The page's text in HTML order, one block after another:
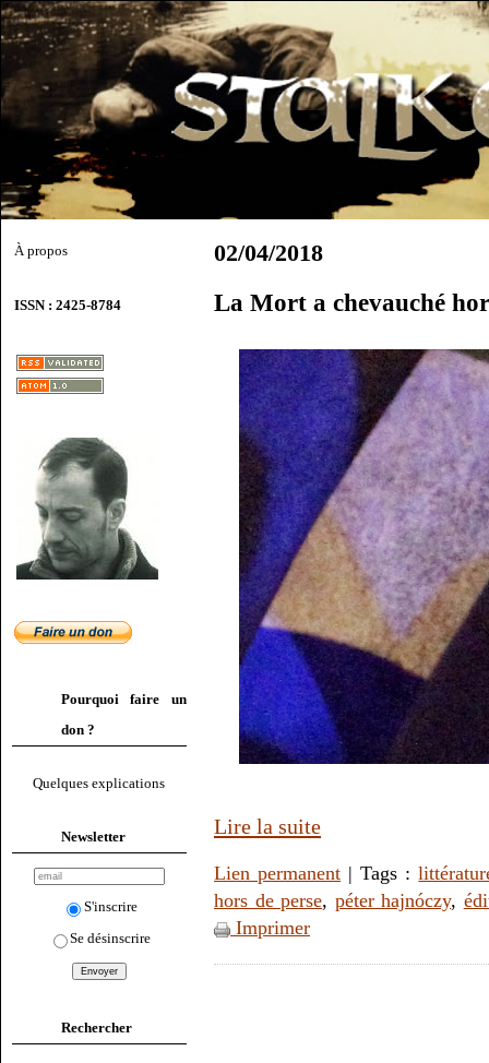
À propos
ISSN : 2425-8784
Pourquoi faire un
don ?
Quelques explications
Newsletter
S'inscrire
Se désinscrire
Rechercher
02/04/2018
La Mort a chevauché
Lire la suite
Lien permanent | Tags :
hors de perse, péter hajnóczy,
Imprimer